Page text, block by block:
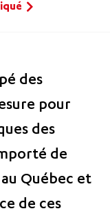
des
pour
des
de
Québec et
de ces